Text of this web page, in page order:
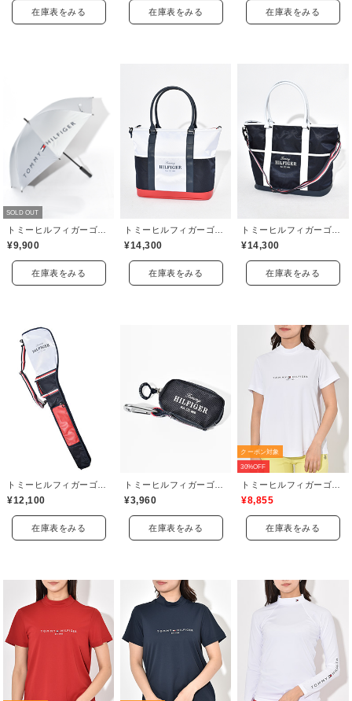
在庫表をみる 在庫表をみる 在庫表をみる
SOLD OUT
¥9,900
在庫表をみる
¥14,300
在庫表をみる
¥14,300
在庫表をみる
¥12,100
在庫表をみる
¥3,960
在庫表をみる
クーポン対象
30%OFF
¥8,855
在庫表をみる